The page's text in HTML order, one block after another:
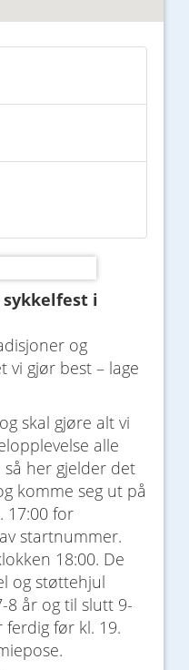
i
og
vi gjør best – lage
skal gjøre alt vi
alle
så her gjelder det
komme seg ut på
17:00 for
startnummer.
18:00. De
og støttehjul
8 år og til slutt 9-
før kl. 19.